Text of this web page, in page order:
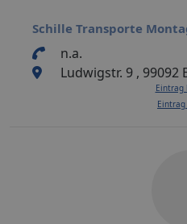
Schille Transporte
n.a.
Ludwigstr. 9 , 99092
Eintrag